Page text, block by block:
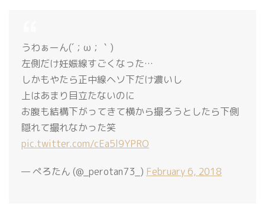
うわぁーん(´；ω；｀)
左側だけ妊娠線すごくなった…
しかもやたら正中線ヘソ下だけ濃いし
上はあまり目立たないのに
お腹も結構下がってきて横から撮ろうとしたら下側
隠れて撮れなかった笑
pic.twitter.com/cEa5l9YPRO
— ぺろたん (@_perotan73_) February 6, 2018